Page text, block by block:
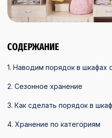
СОДЕРЖАНИЕ
1. Наводим порядок в шкафах
2. Сезонное хранение
3. Как сделать порядок в
4. Хранение по категориям